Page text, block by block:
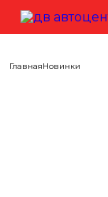
ГлавнаяНовинки